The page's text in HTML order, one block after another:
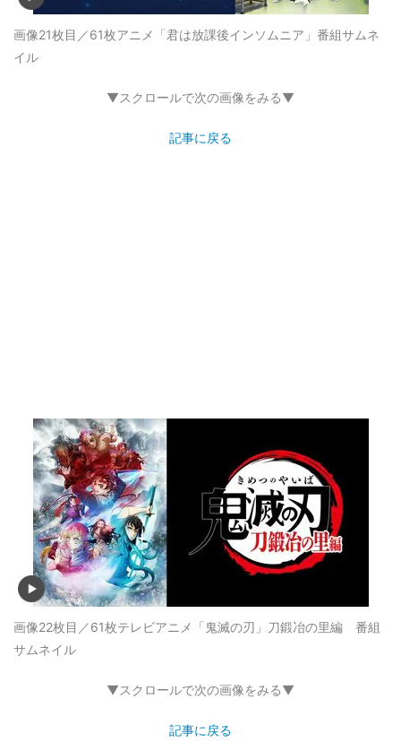
画像21枚目／61枚アニメ「君は放課後インソムニア」番組サムネ
イル
▼スクロールで次の画像をみる▼
記事に戻る
画像22枚目／61枚テレビアニメ「鬼滅の刃」刀鍛冶の里編 番組
サムネイル
▼スクロールで次の画像をみる▼
記事に戻る